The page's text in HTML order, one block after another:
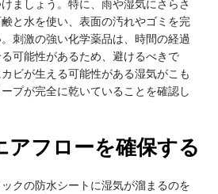
ましょう。特に、雨や湿気にさらさ
と水を使い、表面の汚れやゴミを完
刺激の強い化学薬品は、時間の経過
可能性があるため、避けるべきで
ビが生える可能性がある湿気がこも
プが完全に乾いていることを確認し
アフローを確保する
クの防水シートに湿気が溜まるのを